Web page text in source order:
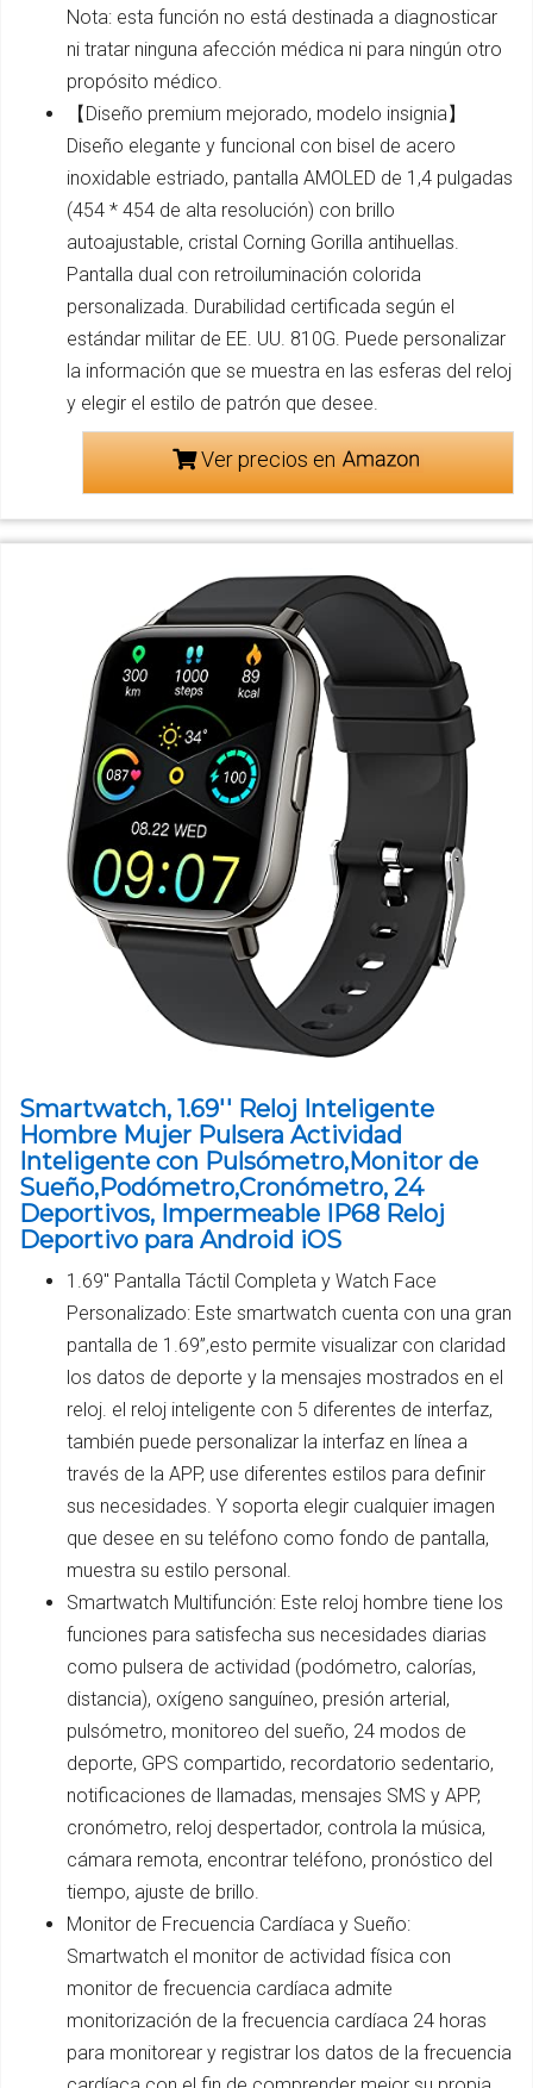
Nota: esta función no está destinada a diagnosticar
ni tratar ninguna afección médica ni para ningún otro
propósito médico.
【Diseño premium mejorado, modelo insignia】
Diseño elegante y funcional con bisel de acero
inoxidable estriado, pantalla AMOLED de 1,4 pulgadas
(454 * 454 de alta resolución) con brillo
autoajustable, cristal Corning Gorilla antihuellas.
Pantalla dual con retroiluminación colorida
personalizada. Durabilidad certificada según el
estándar militar de EE. UU. 810G. Puede personalizar
la información que se muestra en las esferas del reloj
y elegir el estilo de patrón que desee.
Ver precios en
Smartwatch, 1.69'' Reloj Inteligente
Hombre Mujer Pulsera Actividad
Inteligente con Pulsómetro,Monitor de
Sueño,Podómetro,Cronómetro, 24
Deportivos, Impermeable IP68 Reloj
Deportivo para Android iOS
1.69" Pantalla Táctil Completa y Watch Face
Personalizado: Este smartwatch cuenta con una gran
pantalla de 1.69”,esto permite visualizar con claridad
los datos de deporte y la mensajes mostrados en el
reloj. el reloj inteligente con 5 diferentes de interfaz,
también puede personalizar la interfaz en línea a
través de la APP, use diferentes estilos para definir
sus necesidades. Y soporta elegir cualquier imagen
que desee en su teléfono como fondo de pantalla,
muestra su estilo personal.
Smartwatch Multifunción: Este reloj hombre tiene los
funciones para satisfecha sus necesidades diarias
como pulsera de actividad (podómetro, calorías,
distancia), oxígeno sanguíneo, presión arterial,
pulsómetro, monitoreo del sueño, 24 modos de
deporte, GPS compartido, recordatorio sedentario,
notificaciones de llamadas, mensajes SMS y APP,
cronómetro, reloj despertador, controla la música,
cámara remota, encontrar teléfono, pronóstico del
tiempo, ajuste de brillo.
Monitor de Frecuencia Cardíaca y Sueño:
Smartwatch el monitor de actividad física con
monitor de frecuencia cardíaca admite
monitorización de la frecuencia cardíaca 24 horas
para monitorear y registrar los datos de la frecuencia